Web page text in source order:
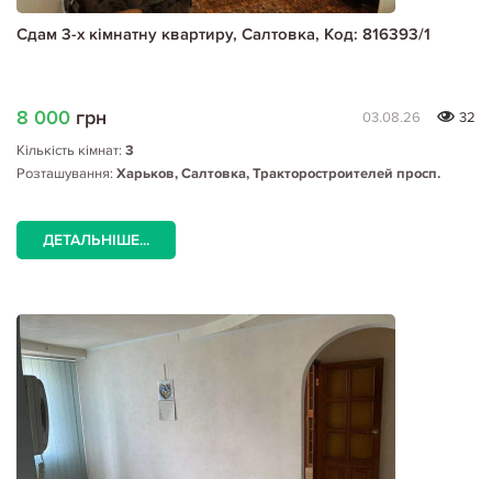
Сдам 3-х кімнатну квартиру, Салтовка, Код: 816393/1
8 000 грн 03.08.26
32
Кількість кімнат: 3
Розташування: Харьков, Салтовка, Тракторостроителей просп.
ДЕТАЛЬНІШЕ...